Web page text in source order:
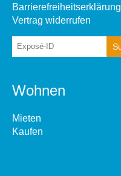
Barrierefreiheitserklärung
Vertrag widerrufen
Wohnen
Mieten
Kaufen